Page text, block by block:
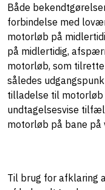
Både
forbindelse med
motorløb på
på midlertidig,
motorløb, som
således
tilladelse til motorløb
undtagelsesvise
motorløb på bane på
Til brug for afklaring